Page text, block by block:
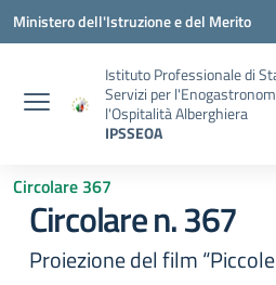
Vai ai contenuti
Vai al menu di navigazione
Vai al footer
Ministero dell'Istruzione e del Merito
Istituto Professionale di
Servizi per
l'Ospitalità Alberghiera
IPSSEOA
Circolare 367
Circolare n. 367
Proiezione del film